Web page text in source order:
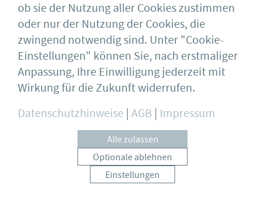
DASt-Kurzbericht 2021/4
ob sie der Nutzung aller Cookies zustimmen
oder nur der Nutzung der Cookies, die
zwingend notwendig sind. Unter "Cookie-
Einstellungen" können Sie, nach erstmaliger
Anpassung, Ihre Einwilligung jederzeit mit
Wirkung für die Zukunft widerrufen.
Datenschutzhinweise | AGB | Impressum
Einstellungen
Optionale ablehnen
Alle zulassen